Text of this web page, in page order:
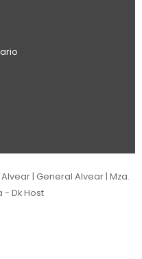
| General Alvear | Mza.
- Dk Host